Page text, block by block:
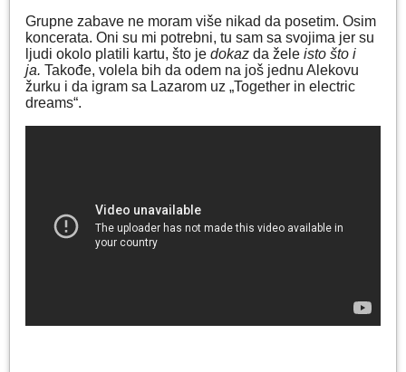
Grupne zabave ne moram više nikad da posetim. Osim
koncerata. Oni su mi potrebni, tu sam sa svojima jer su
ljudi okolo platili kartu, što je dokaz da žele isto što i
ja. Takođe, volela bih da odem na još jednu Alekovu
žurku i da igram sa Lazarom uz „Together in electric
dreams“.